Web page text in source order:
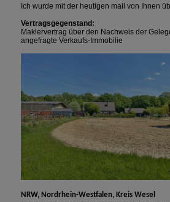
Ich wurde mit der heutigen mail von Ihnen
Vertragsgegenstand:
Maklervertrag über den Nachweis der
angefragte Verkaufs-Immobilie
NRW, Nordrhein-Westfalen, Kreis Wesel